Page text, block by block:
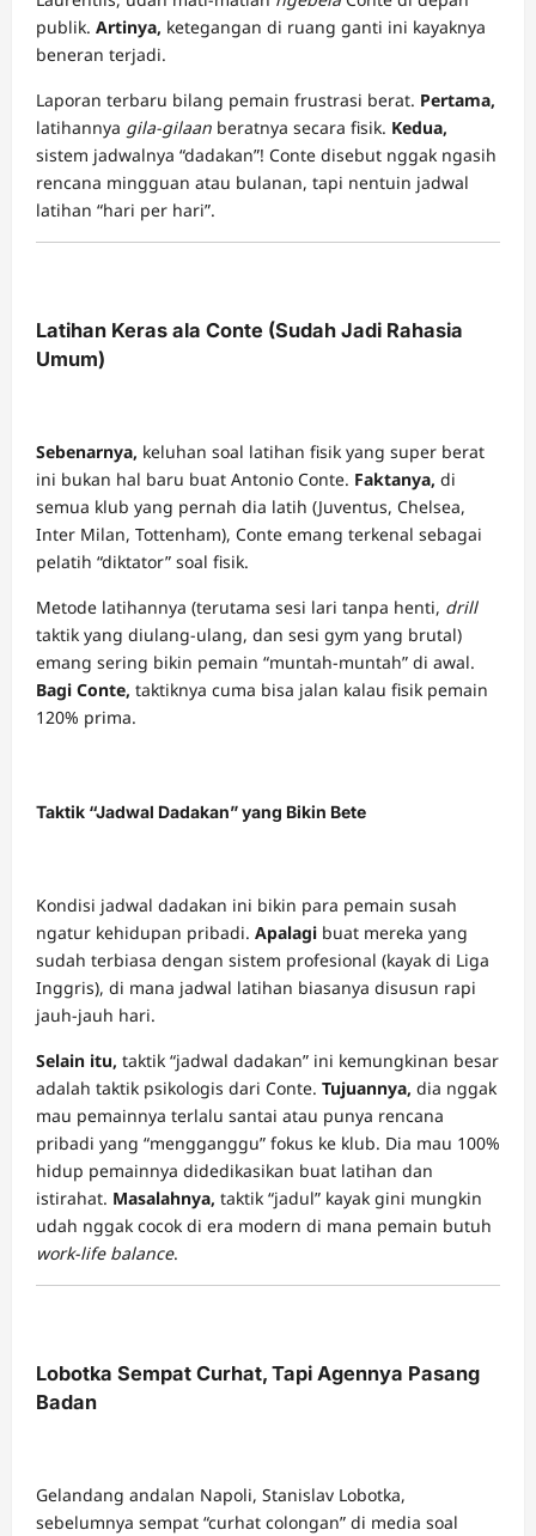
publik. Artinya, ketegangan di ruang ganti ini kayaknya
beneran terjadi.
Laporan terbaru bilang pemain frustrasi berat. Pertama,
latihannya gila-gilaan beratnya secara fisik. Kedua,
sistem jadwalnya “dadakan”! Conte disebut nggak ngasih
rencana mingguan atau bulanan, tapi nentuin jadwal
latihan “hari per hari”.
Latihan Keras ala Conte (Sudah Jadi Rahasia
Umum)
Sebenarnya, keluhan soal latihan fisik yang super berat
ini bukan hal baru buat Antonio Conte. Faktanya, di
semua klub yang pernah dia latih (Juventus, Chelsea,
Inter Milan, Tottenham), Conte emang terkenal sebagai
pelatih “diktator” soal fisik.
Metode latihannya (terutama sesi lari tanpa henti, drill
taktik yang diulang-ulang, dan sesi gym yang brutal)
emang sering bikin pemain “muntah-muntah” di awal.
Bagi Conte, taktiknya cuma bisa jalan kalau fisik pemain
120% prima.
Taktik “Jadwal Dadakan” yang Bikin Bete
Kondisi jadwal dadakan ini bikin para pemain susah
ngatur kehidupan pribadi. Apalagi buat mereka yang
sudah terbiasa dengan sistem profesional (kayak di Liga
Inggris), di mana jadwal latihan biasanya disusun rapi
jauh-jauh hari.
Selain itu, taktik “jadwal dadakan” ini kemungkinan besar
adalah taktik psikologis dari Conte. Tujuannya, dia nggak
mau pemainnya terlalu santai atau punya rencana
pribadi yang “mengganggu” fokus ke klub. Dia mau 100%
hidup pemainnya didedikasikan buat latihan dan
istirahat. Masalahnya, taktik “jadul” kayak gini mungkin
udah nggak cocok di era modern di mana pemain butuh
work-life balance.
Lobotka Sempat Curhat, Tapi Agennya Pasang
Badan
Gelandang andalan Napoli, Stanislav Lobotka,
sebelumnya sempat “curhat colongan” di media soal